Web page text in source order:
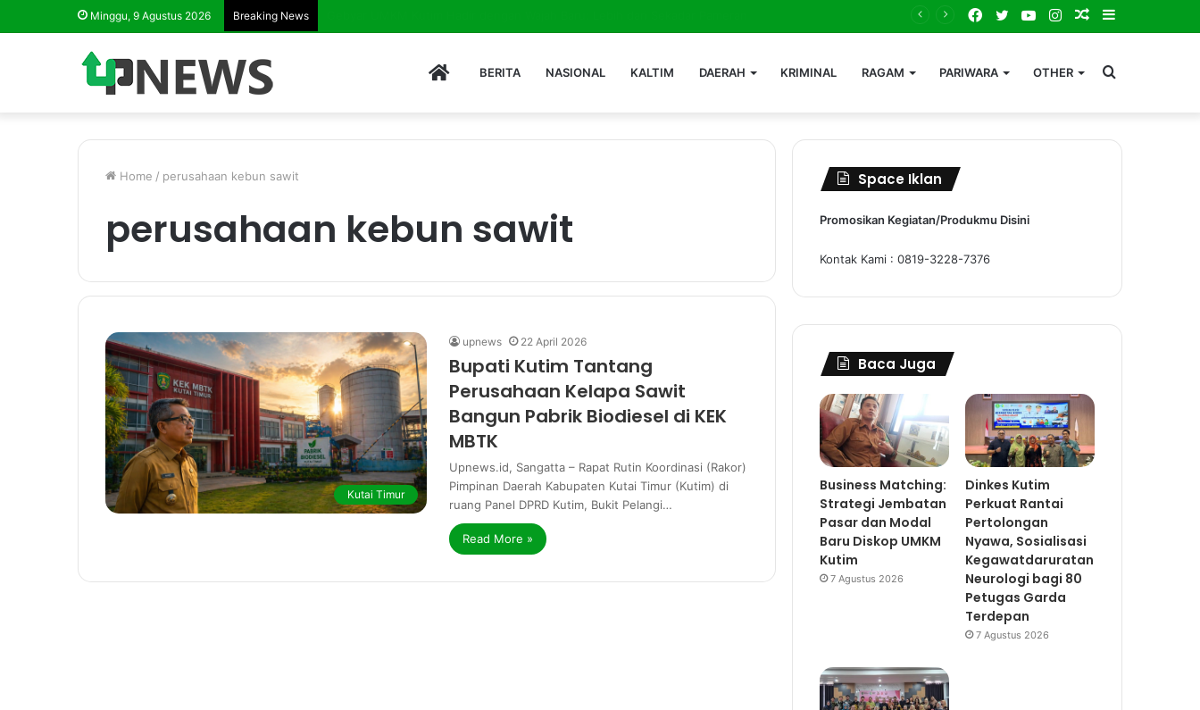
Minggu, 9 Agustus 2026 Breaking News
Random
Instagram
YouTube
Twitter
Facebook
HOMEBERITA NASIONAL KALTIM DAERAH KRIMINAL RAGAM PARIWARA OTHER Search
for
Home / perusahaan kebun sawit
perusahaan kebun sawit
Kutai Timur
upnews 22 April 2026
Bupati Kutim Tantang
Perusahaan Kelapa Sawit
Bangun Pabrik Biodiesel di KEK
MBTK
Upnews.id, Sangatta – Rapat Rutin Koordinasi (Rakor)
Pimpinan Daerah Kabupaten Kutai Timur (Kutim) di
ruang Panel DPRD Kutim, Bukit Pelangi…
Read More »
Space Iklan
Promosikan Kegiatan/Produkmu Disini
Kontak Kami : 0819-3228-7376
Baca Juga
Business Matching:
Strategi Jembatan
Pasar dan Modal
Baru Diskop UMKM
Kutim
7 Agustus 2026
Dinkes Kutim
Perkuat Rantai
Pertolongan
Nyawa, Sosialisasi
Kegawatdaruratan
Neurologi bagi 80
Petugas Garda
Terdepan
7 Agustus 2026